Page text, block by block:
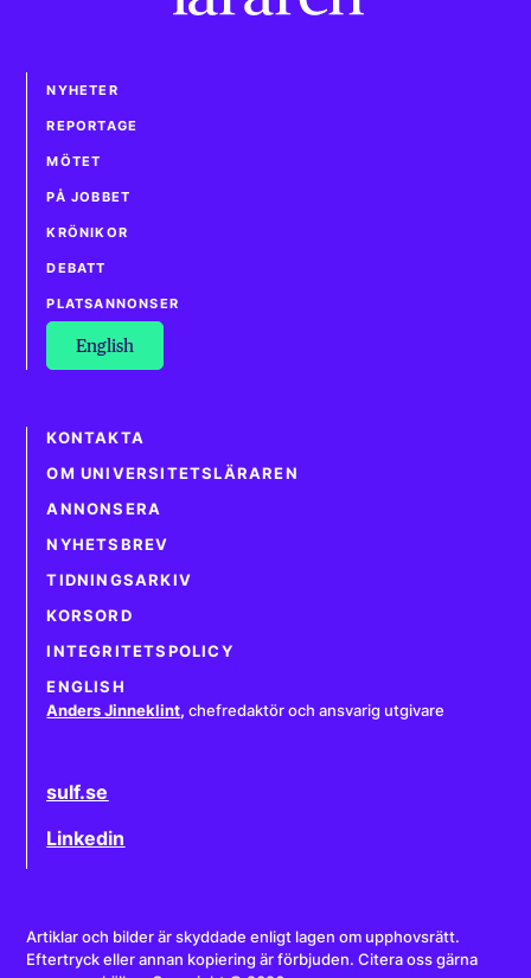
NYHETER
REPORTAGE
MÖTET
PÅ JOBBET
KRÖNIKOR
DEBATT
PLATSANNONSER
English
KONTAKTA
OM UNIVERSITETSLÄRAREN
ANNONSERA
NYHETSBREV
TIDNINGSARKIV
KORSORD
INTEGRITETSPOLICY
ENGLISH
Anders Jinneklint, chefredaktör och ansvarig utgivare
sulf.se
Linkedin
Artiklar och bilder är skyddade enligt lagen om upphovsrätt.
Eftertryck eller annan kopiering är förbjuden. Citera oss gärna